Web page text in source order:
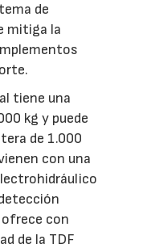
de
mitiga la
tiene una
kg y puede
de 1.000
con una
con
de la TDF